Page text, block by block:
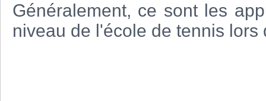
Généralement, ce sont les
niveau de l'école de tennis lors